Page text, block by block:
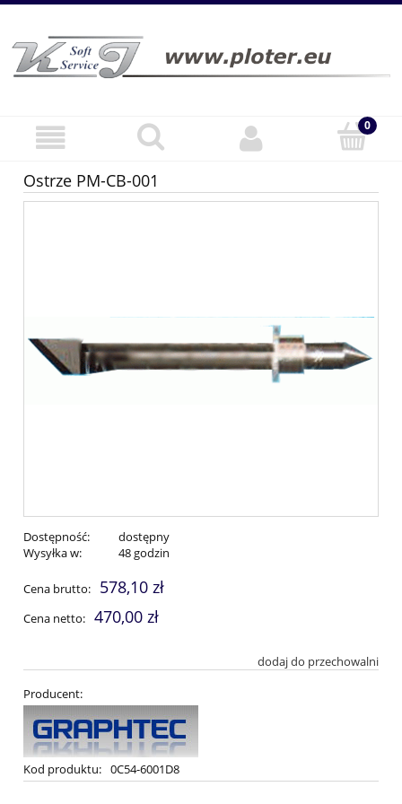
Ostrze PM-CB-001
Dostępność:
dostępny
Wysyłka w:
48 godzin
Cena brutto: 578,10 zł
Cena netto: 470,00 zł
dodaj do przechowalni
Producent:
Kod produktu: 0C54-6001D8